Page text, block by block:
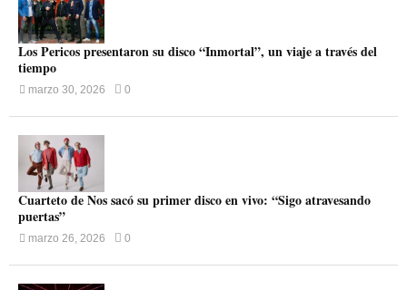
Los Pericos presentaron su disco “Inmortal”, un viaje a través del
tiempo
marzo 30, 2026 0
Cuarteto de Nos sacó su primer disco en vivo: “Sigo atravesando
puertas”
marzo 26, 2026 0